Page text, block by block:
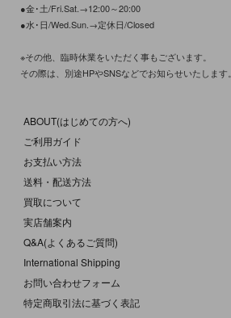
●金･土/Fri.Sat.→12:00～20:00
●水･日/Wed.Sun.→定休日/Closed
※その他、臨時休業をいただく事もございます。
その際は、別途HPやSNSなどでお知らせいたします。
ABOUT(はじめての方へ)
ご利用ガイド
お支払い方法
送料・配送方法
買取について
実店舗案内
Q&A(よくあるご質問)
International Shipping
お問い合わせフォーム
特定商取引法に基づく表記